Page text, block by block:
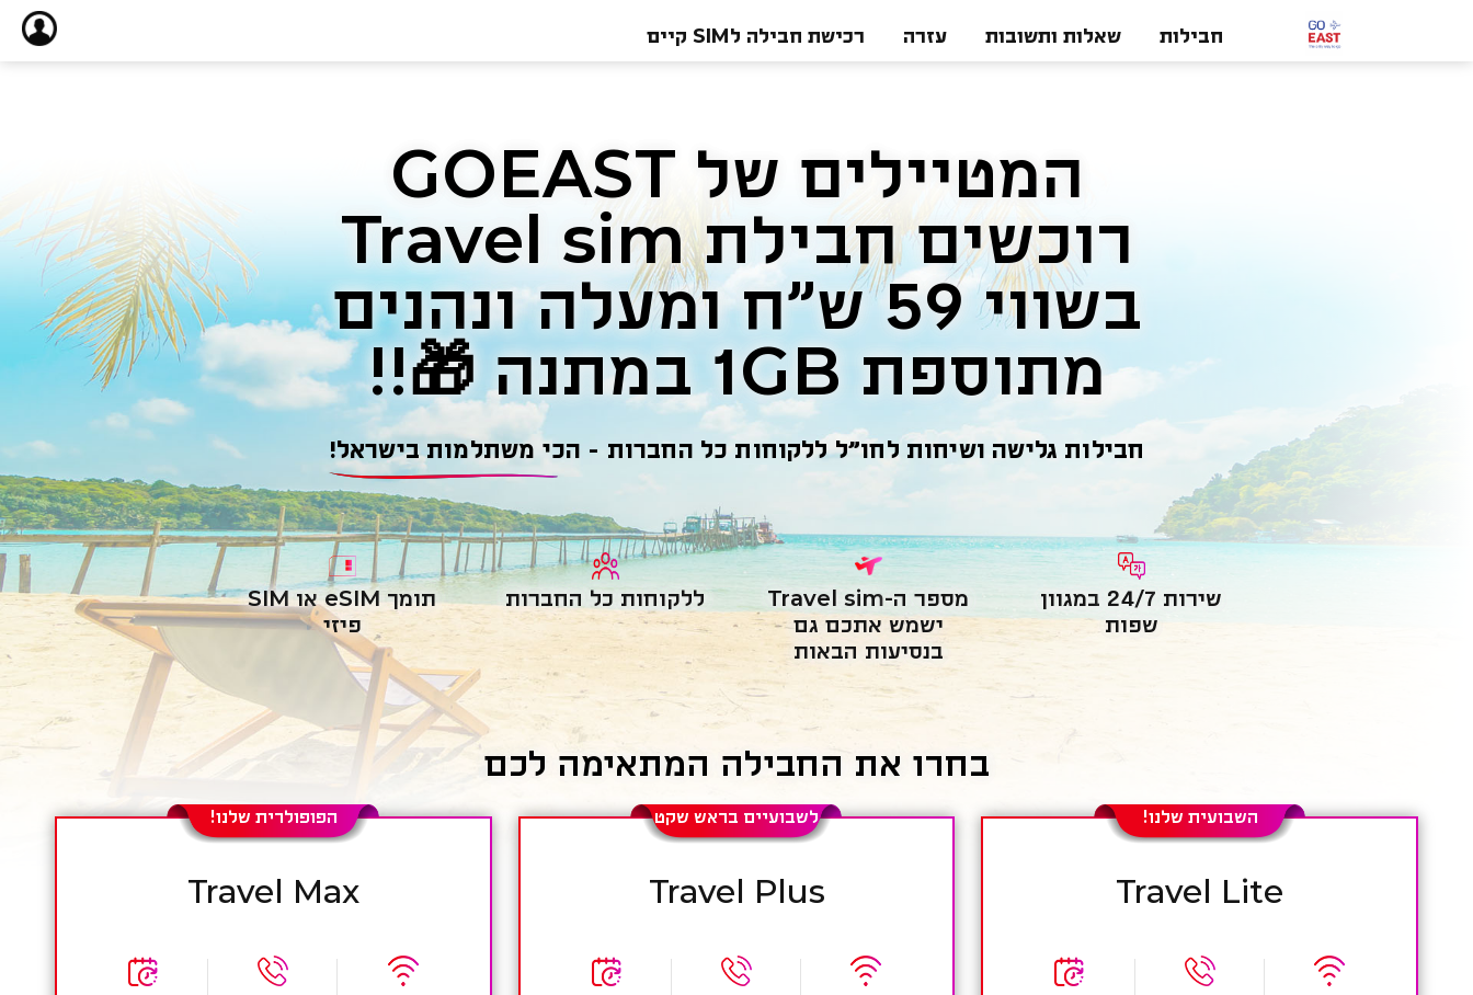
חבילות שאלות ותשובות עזרה רכישת חבילה לSIM קיים
המטיילים של GOEAST
רוכשים חבילת Travel sim
בשווי 59 ש"ח ומעלה ונהנים
מתוספת 1GB במתנה 🎁!!
חבילות גלישה ושיחות לחו"ל ללקוחות כל החברות - הכי משתלמות בישראל!
שירות 24/7 במגוון
שפות
מספר ה-Travel sim
ישמש אתכם גם
בנסיעות הבאות
ללקוחות כל החברות
תומך eSIM או SIM
פיזי
בחרו את החבילה המתאימה לכם
השבועית שלנו!
Travel Lite
לשבועיים בראש שקט
Travel Plus
הפופולרית שלנו!
Travel Max